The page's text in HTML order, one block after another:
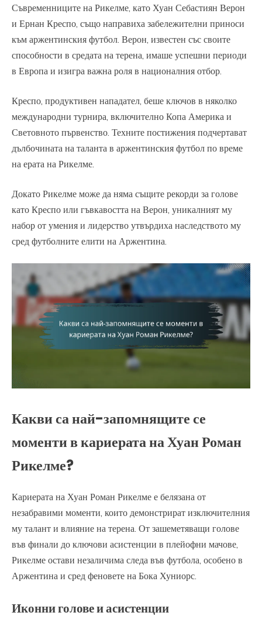
Съвременниците на Рикелме, като Хуан Себастиян Верон
и Ернан Креспо, също направиха забележителни приноси
към аржентинския футбол. Верон, известен със своите
способности в средата на терена, имаше успешни периоди
в Европа и изигра важна роля в националния отбор.
Креспо, продуктивен нападател, беше ключов в няколко
международни турнира, включително Копа Америка и
Световното първенство. Техните постижения подчертават
дълбочината на таланта в аржентинския футбол по време
на ерата на Рикелме.
Докато Рикелме може да няма същите рекорди за голове
като Креспо или гъвкавостта на Верон, уникалният му
набор от умения и лидерство утвърдиха наследството му
сред футболните елити на Аржентина.
Какви са най-запомнящите се
моменти в кариерата на Хуан Роман
Рикелме?
Кариерата на Хуан Роман Рикелме е белязана от
незабравими моменти, които демонстрират изключителния
му талант и влияние на терена. От зашеметяващи голове
във финали до ключови асистенции в плейофни мачове,
Рикелме остави незаличима следа във футбола, особено в
Аржентина и сред феновете на Бока Хуниорс.
Иконни голове и асистенции